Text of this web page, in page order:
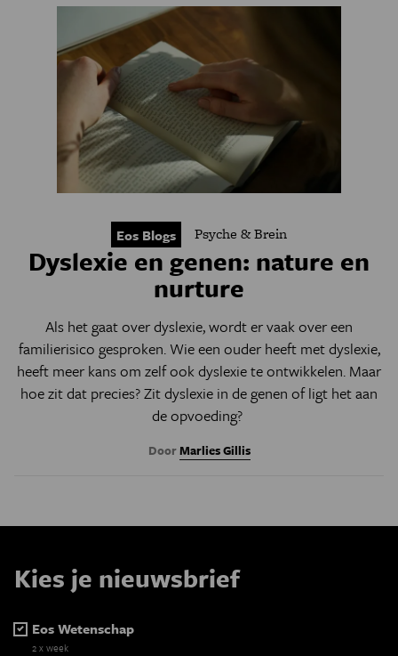
Eos Blogs Psyche & Brein
Dyslexie en genen: nature en
nurture
Als het gaat over dyslexie, wordt er vaak over een
familierisico gesproken. Wie een ouder heeft met dyslexie,
heeft meer kans om zelf ook dyslexie te ontwikkelen. Maar
hoe zit dat precies? Zit dyslexie in de genen of ligt het aan
de opvoeding?
DoorMarlies Gillis
Kies je nieuwsbrief
Eos Wetenschap
2 x week